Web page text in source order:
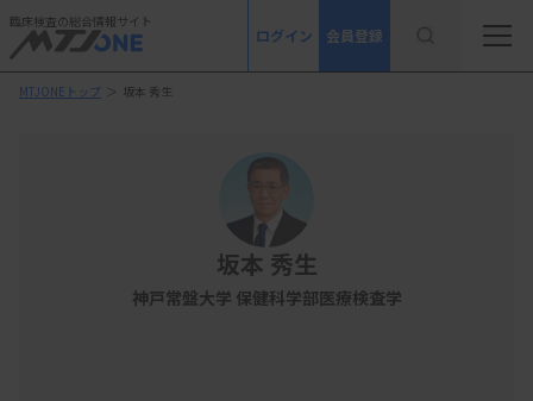
臨床検査の総合情報サイト
ログイン 会員登録
MTJONEトップ ＞ 坂本 秀生
坂本 秀生
神戸常盤大学 保健科学部医療検査学